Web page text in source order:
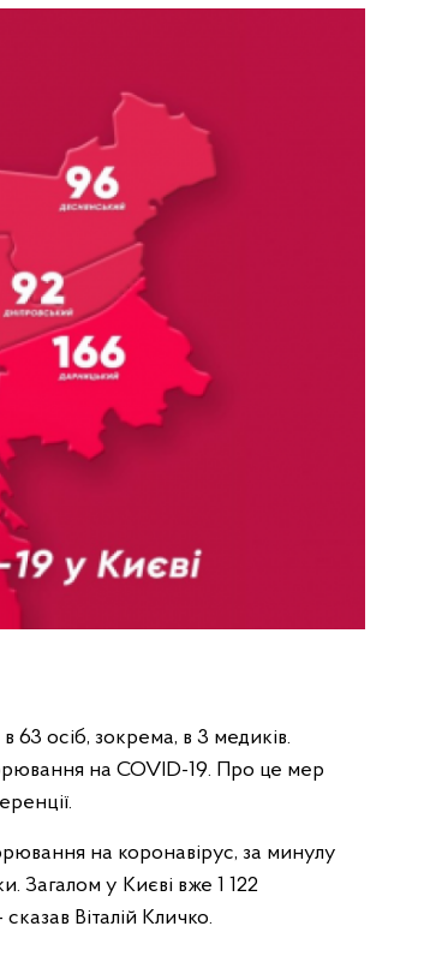
63 осіб, зокрема, в 3 медиків.
на COVID-19. Про це мер
на коронавірус, за минулу
Загалом у Києві вже 1 122
Віталій Кличко.